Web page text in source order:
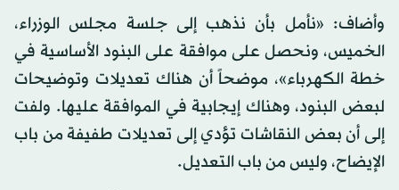
وأضاف: «نأمل بأن نذهب إلى جلسة مجلس الوزراء،
الخميس، ونحصل على موافقة على البنود الأساسية في
خطة الكهرباء»، موضحاً أن هناك تعديلات وتوضيحات
لبعض البنود، وهناك إيجابية في الموافقة عليها. ولفت
إلى أن بعض النقاشات تؤدي إلى تعديلات طفيفة من باب
الإيضاح، وليس من باب التعديل.